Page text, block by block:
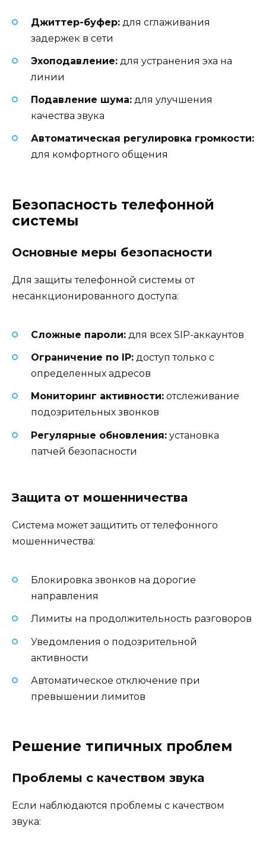
Джиттер-буфер: для сглаживания
задержек в сети
Эхоподавление: для устранения эха на
линии
Подавление шума: для улучшения
качества звука
Автоматическая регулировка громкости:
для комфортного общения
Безопасность телефонной
системы
Основные меры безопасности
Для защиты телефонной системы от
несанкционированного доступа:
Сложные пароли: для всех SIP-аккаунтов
Ограничение по IP: доступ только с
определенных адресов
Мониторинг активности: отслеживание
подозрительных звонков
Регулярные обновления: установка
патчей безопасности
Защита от мошенничества
Система может защитить от телефонного
мошенничества:
Блокировка звонков на дорогие
направления
Лимиты на продолжительность разговоров
Уведомления о подозрительной
активности
Автоматическое отключение при
превышении лимитов
Решение типичных проблем
Проблемы с качеством звука
Если наблюдаются проблемы с качеством
звука: